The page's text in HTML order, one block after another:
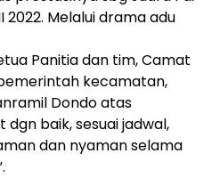
2022. Melalui drama adu
Panitia dan tim, Camat
kecamatan,
Dondo atas
baik, sesuai jadwal,
dan nyaman selama